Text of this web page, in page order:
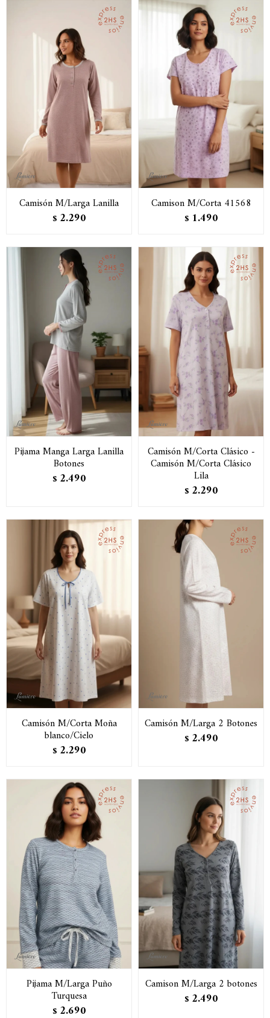
Camisón M/Larga Lanilla
$ 2.290
Camison M/Corta 41568
$ 1.490
Pijama Manga Larga Lanilla
Botones
$ 2.490
Camisón M/Corta Clásico -
Camisón M/Corta Clásico
Lila
$ 2.290
Camisón M/Corta Moña
blanco/Cielo
$ 2.290
Camisón M/Larga 2 Botones
$ 2.490
Pijama M/Larga Puño
Turquesa
$ 2.690
Camison M/Larga 2 botones
$ 2.490